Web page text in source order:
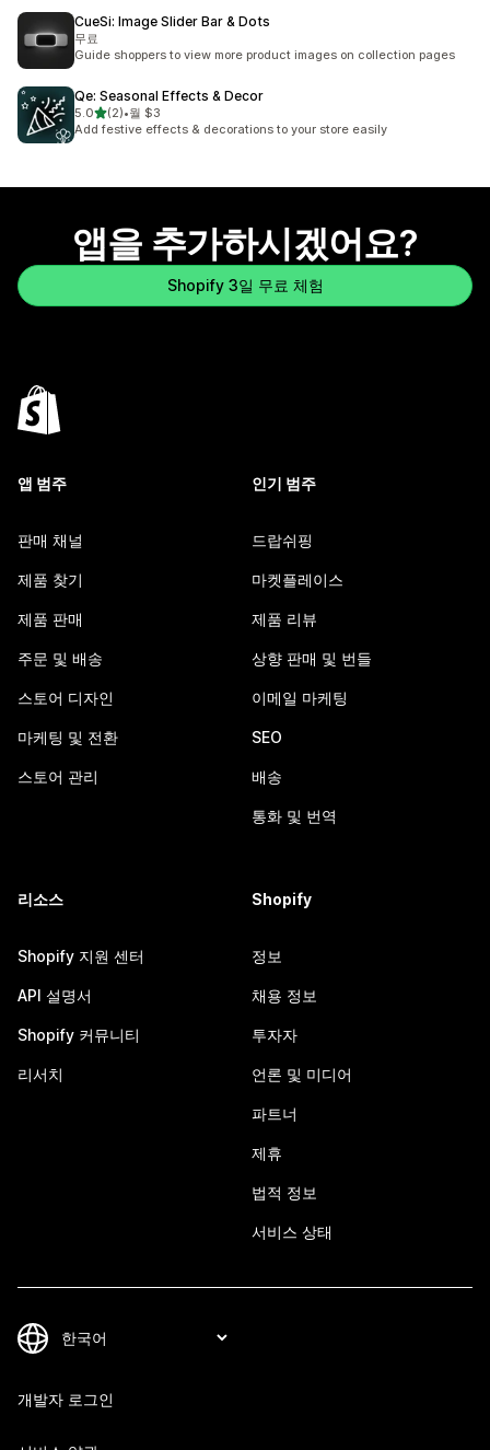
CueSi: Image Slider Bar & Dots
무료
Guide shoppers to view more product images on collection pages
Qe: Seasonal Effects & Decor
5.0별 5개 중
(2)
총 리뷰 2개
•월 $3
Add festive effects & decorations to your store easily
앱을 추가하시겠어요?
Shopify 3일 무료 체험
앱 범주
판매 채널
제품 찾기
제품 판매
주문 및 배송
스토어 디자인
마케팅 및 전환
스토어 관리
인기 범주
드랍쉬핑
마켓플레이스
제품 리뷰
상향 판매 및 번들
이메일 마케팅
SEO
배송
통화 및 번역
리소스
Shopify 지원 센터
API 설명서
Shopify 커뮤니티
리서치
Shopify
정보
채용 정보
투자자
언론 및 미디어
파트너
제휴
법적 정보
서비스 상태
개발자 로그인